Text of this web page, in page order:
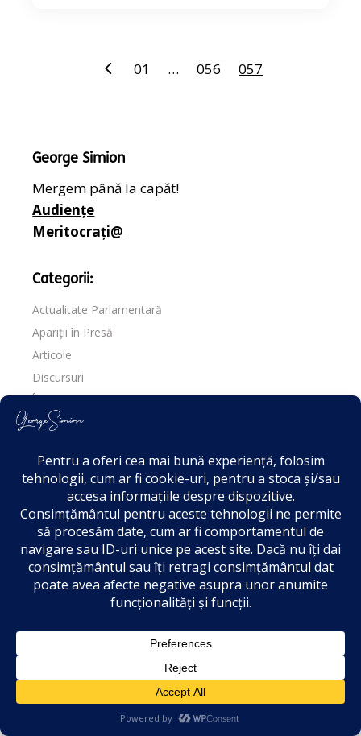
Paginație
01 … 056 057
George Simion
Mergem până la capăt!
Audiențe
Meritocrați@
Categorii:
Actualitate Parlamentară
Apariții în Presă
Articole
Discursuri
Întrebări / interpelări
Politic
Revista Presei
Sesizări
Știri
Stiri False
Texte Românești
Utile